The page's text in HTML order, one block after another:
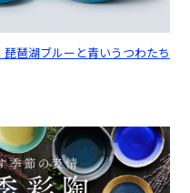
琶湖ブルーと青いうつわたち